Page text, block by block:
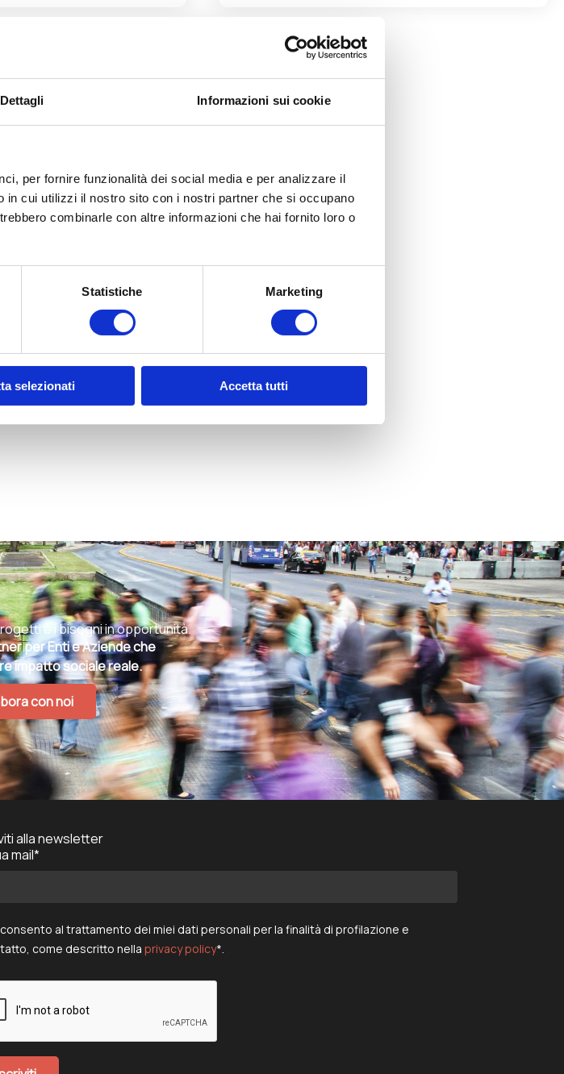
Dettagli Informazioni sui cookie
per fornire funzionalità dei social media e per analizzare il
cui utilizzi il nostro sito con i nostri partner che si occupano
combinarle con altre informazioni che hai fornito loro o
Statistiche Marketing
selezionati Accetta tutti
e i bisogni in opportunità.
per Enti e Aziende che
impatto sociale reale.
con noi
alla newsletter
mail*
al trattamento dei miei dati personali per la finalità di profilazione e
come descritto nella privacy policy*.